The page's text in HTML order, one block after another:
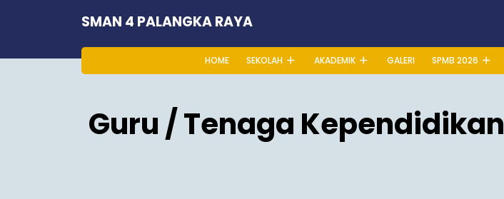
SMAN 4 PALANGKA RAYA
HOME SEKOLAH AKADEMIK GALERI SPMB 2026
Guru / Tenaga Kependidikan